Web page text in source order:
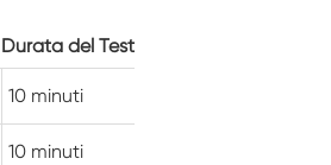
da laboratorio
temperatura
di temperatura
Durata del Test
10 minuti
10 minuti